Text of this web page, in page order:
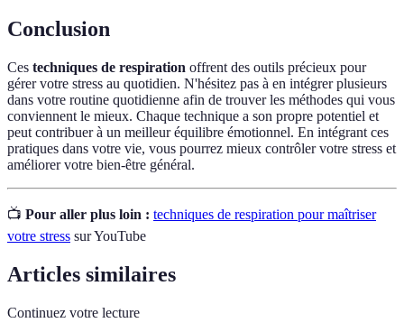
Conclusion
Ces techniques de respiration offrent des outils précieux pour
gérer votre stress au quotidien. N'hésitez pas à en intégrer plusieurs
dans votre routine quotidienne afin de trouver les méthodes qui vous
conviennent le mieux. Chaque technique a son propre potentiel et
peut contribuer à un meilleur équilibre émotionnel. En intégrant ces
pratiques dans votre vie, vous pourrez mieux contrôler votre stress et
améliorer votre bien-être général.
📺 Pour aller plus loin : techniques de respiration pour maîtriser
votre stress sur YouTube
Articles similaires
Continuez votre lecture